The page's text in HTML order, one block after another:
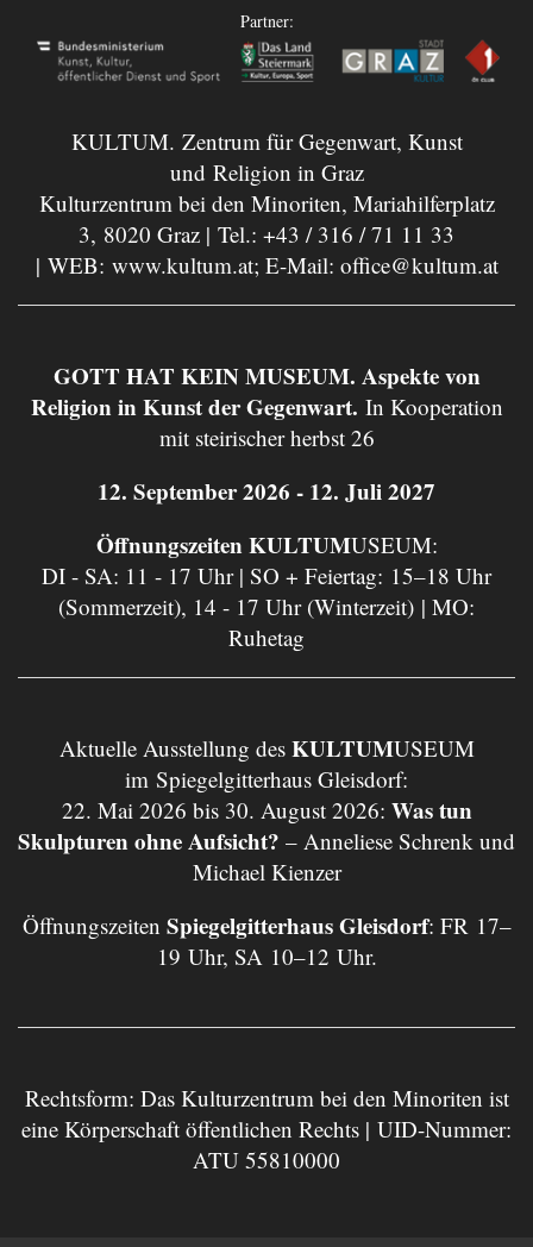
Partner:
KULTUM. Zentrum für Gegenwart, Kunst
und Religion in Graz
Kulturzentrum bei den Minoriten, Mariahilferplatz
3, 8020 Graz | Tel.: +43 / 316 / 71 11 33
| WEB: www.kultum.at; E-Mail: office@kultum.at
GOTT HAT KEIN MUSEUM. Aspekte von
Religion in Kunst der Gegenwart. In Kooperation
mit steirischer herbst 26
12. September 2026 - 12. Juli 2027
Öffnungszeiten KULTUMUSEUM:
DI - SA: 11 - 17 Uhr | SO + Feiertag: 15–18 Uhr
(Sommerzeit), 14 - 17 Uhr (Winterzeit) | MO:
Ruhetag
Aktuelle Ausstellung des KULTUMUSEUM
im Spiegelgitterhaus Gleisdorf:
22. Mai 2026 bis 30. August 2026: Was tun
Skulpturen ohne Aufsicht? – Anneliese Schrenk und
Michael Kienzer
Öffnungszeiten Spiegelgitterhaus Gleisdorf: FR 17–
19 Uhr, SA 10–12 Uhr.
Rechtsform: Das Kulturzentrum bei den Minoriten ist
eine Körperschaft öffentlichen Rechts | UID-Nummer:
ATU 55810000